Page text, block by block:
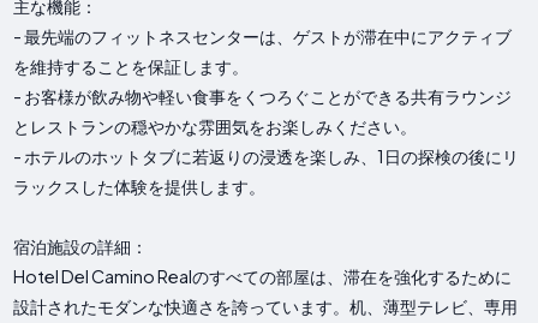
主な機能：
- 最先端のフィットネスセンターは、ゲストが滞在中にアクティブ
を維持することを保証します。
- お客様が飲み物や軽い食事をくつろぐことができる共有ラウンジ
とレストランの穏やかな雰囲気をお楽しみください。
- ホテルのホットタブに若返りの浸透を楽しみ、1日の探検の後にリ
ラックスした体験を提供します。
宿泊施設の詳細：
Hotel Del Camino Realのすべての部屋は、滞在を強化するために
設計されたモダンな快適さを誇っています。机、薄型テレビ、専用